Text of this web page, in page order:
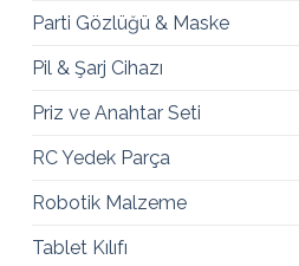
Parti Gözlüğü & Maske
Pil & Şarj Cihazı
Priz ve Anahtar Seti
RC Yedek Parça
Robotik Malzeme
Tablet Kılıfı